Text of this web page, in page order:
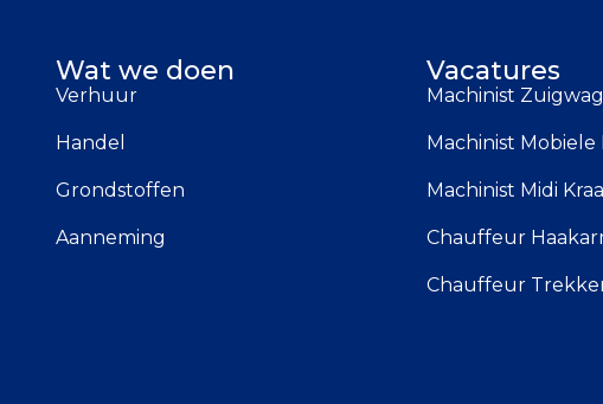
Wat we doen
Verhuur
Handel
Grondstoffen
Aanneming
Vacatures
Machinist
Machinist Mobiele
Machinist Midi
Chauffeur
Chauffeur